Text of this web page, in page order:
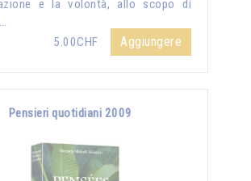
e la volontà, allo scopo di
5.00CHF
Aggiungere
Pensieri quotidiani 2009